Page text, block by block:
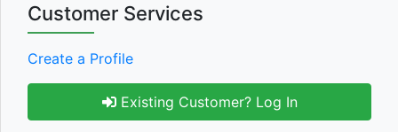
Customer Services
Create a Profile
Existing Customer? Log In